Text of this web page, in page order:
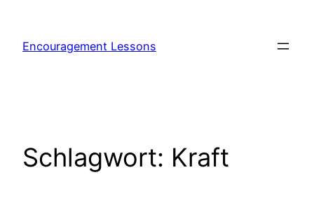
Encouragement Lessons
Schlagwort: Kraft